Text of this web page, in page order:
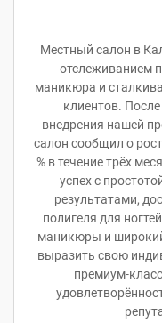
Местный салон в
отслеживанием
маникюра и
клиентов.
внедрения нашей
салон сообщил о
% в течение трёх
успех с
результатами,
полигеля для
маникюры и
выразить свою
премиум-